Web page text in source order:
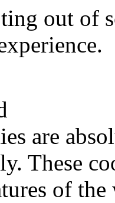
out of
are
These
of